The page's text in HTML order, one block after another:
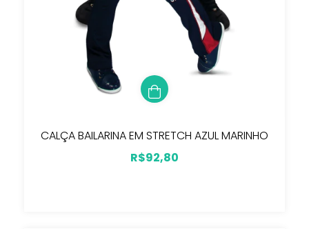
CALÇA BAILARINA EM STRETCH AZUL MARINHO
R$92,80